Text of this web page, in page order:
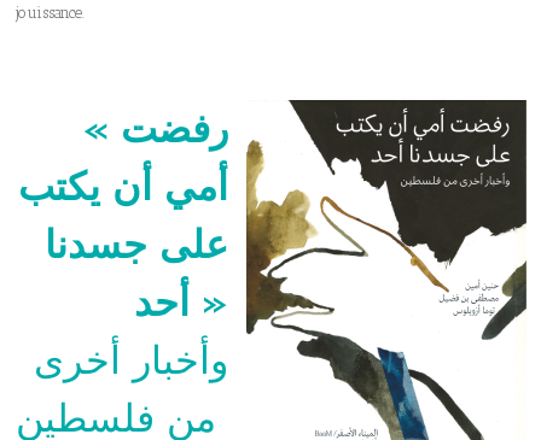
jouissance.
« رفضت
أمي أن يكتب
على جسدنا
أحد »
وأخبار أخرى